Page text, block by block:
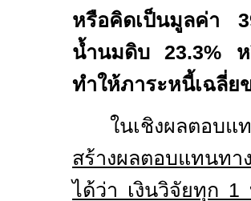
หรือคิดเป็นมูลค่า
น้ำนมดิบ23.3%
ทำให้ภาระหนี้เฉลี่ย
ในเชิงผลตอ
สร้างผลตอบแทนทา
ได้ว่า เงินวิจัยทุก 1